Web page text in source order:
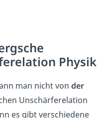
Physik
man nicht vonder
Unschärferelation
es gibt verschiedene